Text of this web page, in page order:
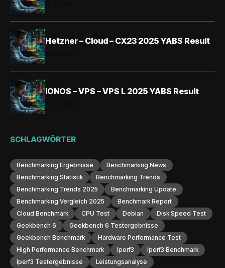
Hetzner – Cloud – CX23 2025 YABS Result
IONOS – VPS – VPS L 2025 YABS Result
SCHLAGWÖRTER
Benchmarking Ergebnisse
Benchmarking News
Benchmarking Statistik
Benchmarking Trends
Benchmarking Trends 2025
Benchmarking Update
Benchmarking Vergleich 2025
Benchmark Report
Cloud Benchmark
CPU Test Debian
Disk Speed Test
Geekbench 6
Geekbench 6 Testergebnisse
Geekbench Benchmark
Hardware Performance Test
High Performance Benchmark
Iperf3
Iperf3 Benchmark
Iperf3 Testergebnisse
Leistungsanalyse